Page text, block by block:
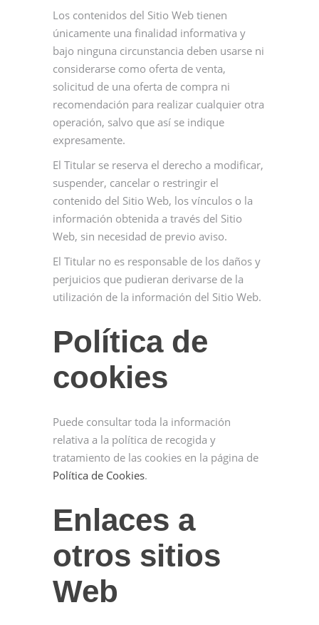
Los contenidos del Sitio Web tienen
únicamente una finalidad informativa y
bajo ninguna circunstancia deben usarse ni
considerarse como oferta de venta,
solicitud de una oferta de compra ni
recomendación para realizar cualquier otra
operación, salvo que así se indique
expresamente.
El Titular se reserva el derecho a modificar,
suspender, cancelar o restringir el
contenido del Sitio Web, los vínculos o la
información obtenida a través del Sitio
Web, sin necesidad de previo aviso.
El Titular no es responsable de los daños y
perjuicios que pudieran derivarse de la
utilización de la información del Sitio Web.
Política de
cookies
Puede consultar toda la información
relativa a la política de recogida y
tratamiento de las cookies en la página de
Política de Cookies.
Enlaces a
otros sitios
Web